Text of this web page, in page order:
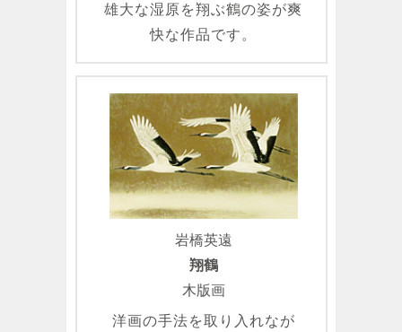
雄大な湿原を翔ぶ鶴の姿が爽
快な作品です。
岩橋英遠
翔鶴
木版画
洋画の手法を取り入れなが